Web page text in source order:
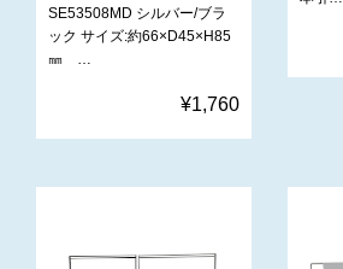
SE53508MD シルバー/ブラ
ック サイズ:約66×D45×H85
㎜ …
¥1,760